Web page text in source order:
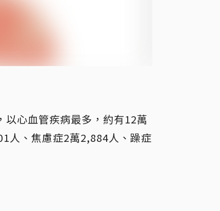
心血管疾病最多，約有12萬
人、焦慮症2萬2,884人、躁症